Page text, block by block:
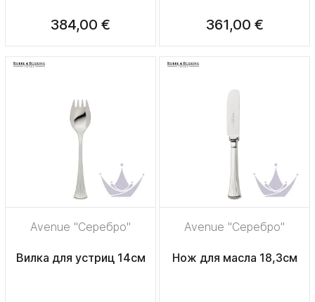
384,00 € 361,00 €
Avenue "Серебро"
Вилка для устриц 14см
Avenue "Серебро"
Нож для масла 18,3см